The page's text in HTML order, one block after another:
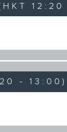
- 13:00)